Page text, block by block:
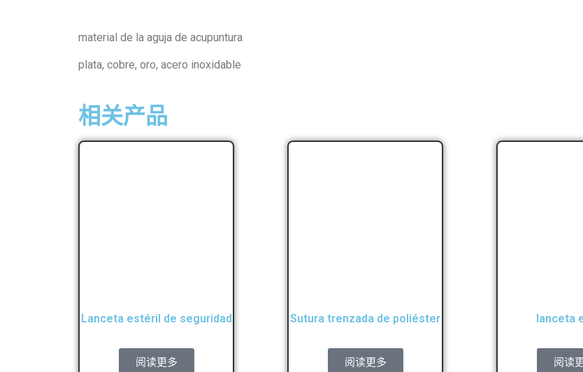
material de la aguja de acupuntura
plata, cobre, oro, acero inoxidable
相关产品
Lanceta estéril de seguridad
阅读更多
Sutura trenzada de poliéster
阅读更多
lanceta
阅读